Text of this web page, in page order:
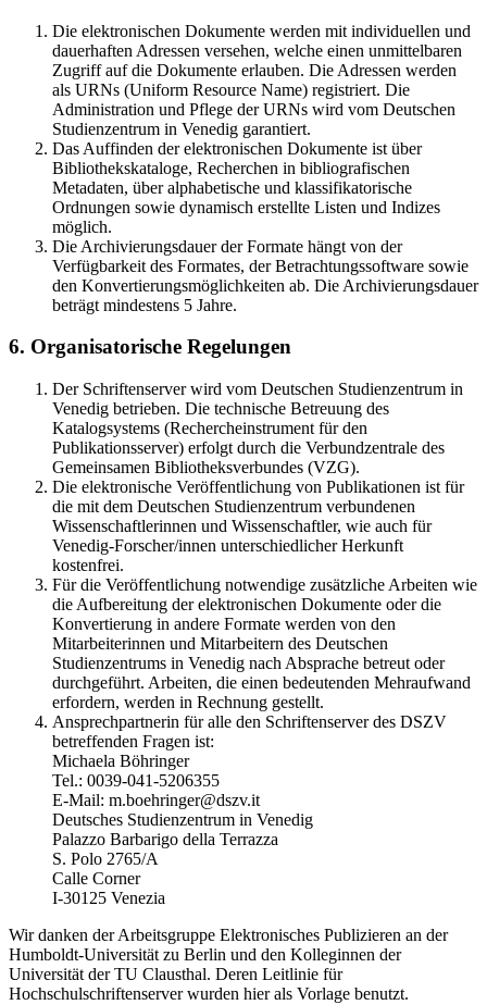
Die elektronischen Dokumente werden mit individuellen und
dauerhaften Adressen versehen, welche einen unmittelbaren
Zugriff auf die Dokumente erlauben. Die Adressen werden
als URNs (Uniform Resource Name) registriert. Die
Administration und Pflege der URNs wird vom Deutschen
Studienzentrum in Venedig garantiert.
Das Auffinden der elektronischen Dokumente ist über
Bibliothekskataloge, Recherchen in bibliografischen
Metadaten, über alphabetische und klassifikatorische
Ordnungen sowie dynamisch erstellte Listen und Indizes
möglich.
Die Archivierungsdauer der Formate hängt von der
Verfügbarkeit des Formates, der Betrachtungssoftware sowie
den Konvertierungsmöglichkeiten ab. Die Archivierungsdauer
beträgt mindestens 5 Jahre.
6. Organisatorische Regelungen
Der Schriftenserver wird vom Deutschen Studienzentrum in
Venedig betrieben. Die technische Betreuung des
Katalogsystems (Rechercheinstrument für den
Publikationsserver) erfolgt durch die Verbundzentrale des
Gemeinsamen Bibliotheksverbundes (VZG).
Die elektronische Veröffentlichung von Publikationen ist für
die mit dem Deutschen Studienzentrum verbundenen
Wissenschaftlerinnen und Wissenschaftler, wie auch für
Venedig-Forscher/innen unterschiedlicher Herkunft
kostenfrei.
Für die Veröffentlichung notwendige zusätzliche Arbeiten wie
die Aufbereitung der elektronischen Dokumente oder die
Konvertierung in andere Formate werden von den
Mitarbeiterinnen und Mitarbeitern des Deutschen
Studienzentrums in Venedig nach Absprache betreut oder
durchgeführt. Arbeiten, die einen bedeutenden Mehraufwand
erfordern, werden in Rechnung gestellt.
Ansprechpartnerin für alle den Schriftenserver des DSZV
betreffenden Fragen ist:
Michaela Böhringer
Tel.: 0039-041-5206355
E-Mail: m.boehringer@dszv.it
Deutsches Studienzentrum in Venedig
Palazzo Barbarigo della Terrazza
S. Polo 2765/A
Calle Corner
I-30125 Venezia
Wir danken der Arbeitsgruppe Elektronisches Publizieren an der
Humboldt-Universität zu Berlin und den Kolleginnen der
Universität der TU Clausthal. Deren Leitlinie für
Hochschulschriftenserver wurden hier als Vorlage benutzt.